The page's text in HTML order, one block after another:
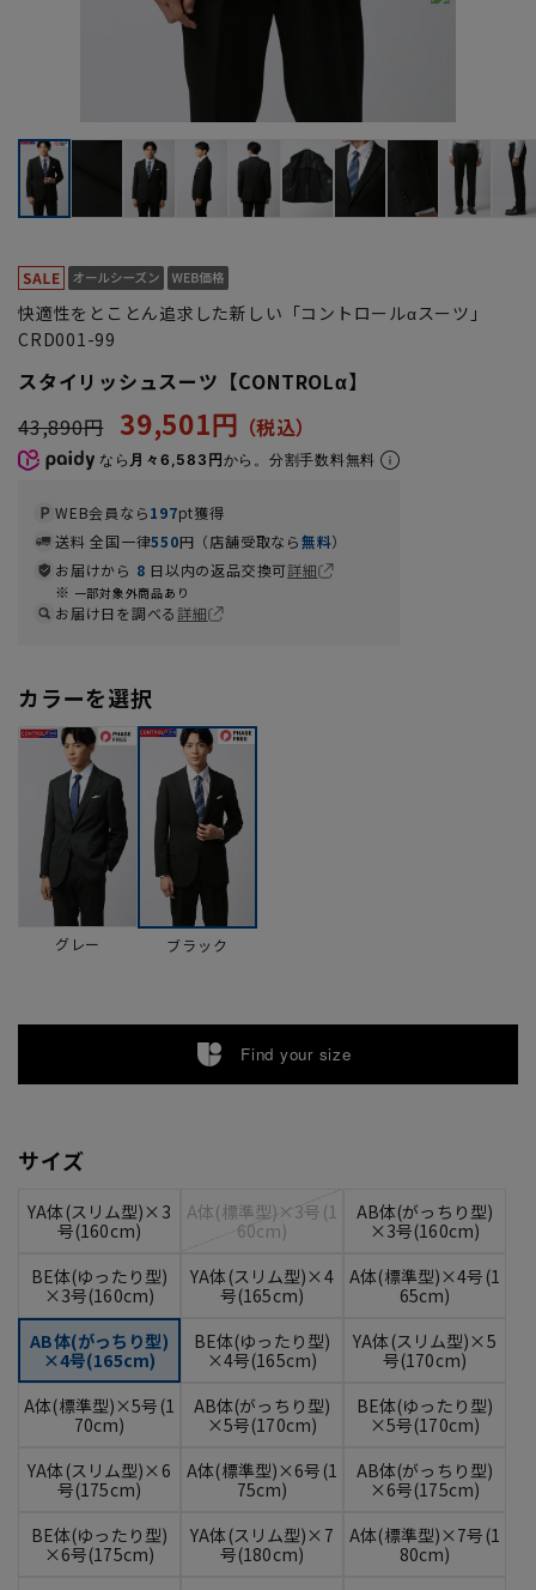
快適性をとことん追求した新しい「コントロールαスーツ」
CRD001-99
スタイリッシュスーツ【CONTROLα】
43,890円 39,501円
なら 月々6,583円から。分割手数料無料
WEB会員なら197pt獲得
送料 全国一律550円（店舗受取なら無料）
お届けから 8 日以内の返品交換可詳細
一部対象外商品あり
お届け日を調べる詳細
カラーを選択
グレー ブラック
Find your size
サイズ
YA体(スリム型)×3
号(160cm)
A体(標準型)×3号(1
60cm)
AB体(がっちり型)
×3号(160cm)
BE体(ゆったり型)
×3号(160cm)
YA体(スリム型)×4
号(165cm)
A体(標準型)×4号(1
65cm)
AB体(がっちり型)
×4号(165cm)
BE体(ゆったり型)
×4号(165cm)
YA体(スリム型)×5
号(170cm)
A体(標準型)×5号(1
70cm)
AB体(がっちり型)
×5号(170cm)
BE体(ゆったり型)
×5号(170cm)
YA体(スリム型)×6
号(175cm)
A体(標準型)×6号(1
75cm)
AB体(がっちり型)
×6号(175cm)
BE体(ゆったり型)
×6号(175cm)
YA体(スリム型)×7
号(180cm)
A体(標準型)×7号(1
80cm)